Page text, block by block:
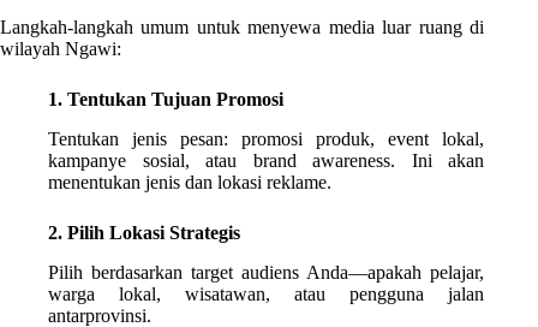
Langkah-langkah umum untuk menyewa media luar ruang di
wilayah Ngawi:
1. Tentukan Tujuan Promosi
Tentukan jenis pesan: promosi produk, event lokal,
kampanye sosial, atau brand awareness. Ini akan
menentukan jenis dan lokasi reklame.
2. Pilih Lokasi Strategis
Pilih berdasarkan target audiens Anda—apakah pelajar,
warga lokal, wisatawan, atau pengguna jalan
antarprovinsi.